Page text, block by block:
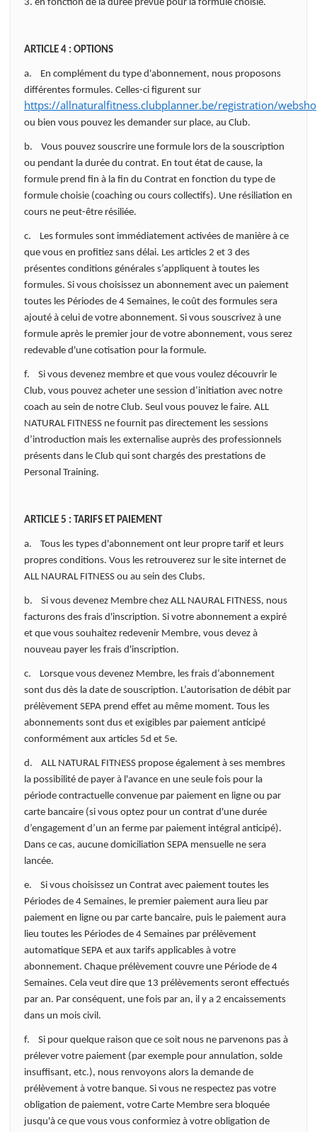
3. en fonction de la durée prévue pour la formule choisie.
ARTICLE 4 : OPTIONS
a. En complément du type d'abonnement, nous proposons
différentes formules. Celles-ci figurent sur
https://allnaturalfitness.clubplanner.be/registration/
ou bien vous pouvez les demander sur place, au Club.
b. Vous pouvez souscrire une formule lors de la souscription
ou pendant la durée du contrat. En tout état de cause, la
formule prend fin à la fin du Contrat en fonction du type de
formule choisie (coaching ou cours collectifs). Une résiliation en
cours ne peut-être résiliée.
c. Les formules sont immédiatement activées de manière à ce
que vous en profitiez sans délai. Les articles 2 et 3 des
présentes conditions générales s’appliquent à toutes les
formules. Si vous choisissez un abonnement avec un paiement
toutes les Périodes de 4 Semaines, le coût des formules sera
ajouté à celui de votre abonnement. Si vous souscrivez à une
formule après le premier jour de votre abonnement, vous serez
redevable d'une cotisation pour la formule.
f. Si vous devenez membre et que vous voulez découvrir le
Club, vous pouvez acheter une session d’initiation avec notre
coach au sein de notre Club. Seul vous pouvez le faire. ALL
NATURAL FITNESS ne fournit pas directement les sessions
d’introduction mais les externalise auprès des professionnels
présents dans le Club qui sont chargés des prestations de
Personal Training.
ARTICLE 5 : TARIFS ET PAIEMENT
a. Tous les types d'abonnement ont leur propre tarif et leurs
propres conditions. Vous les retrouverez sur le site internet de
ALL NAURAL FITNESS ou au sein des Clubs.
b. Si vous devenez Membre chez ALL NAURAL FITNESS, nous
facturons des frais d'inscription. Si votre abonnement a expiré
et que vous souhaitez redevenir Membre, vous devez à
nouveau payer les frais d'inscription.
c. Lorsque vous devenez Membre, les frais d’abonnement
sont dus dès la date de souscription. L’autorisation de débit par
prélèvement SEPA prend effet au même moment. Tous les
abonnements sont dus et exigibles par paiement anticipé
conformément aux articles 5d et 5e.
d. ALL NATURAL FITNESS propose également à ses membres
la possibilité de payer à l'avance en une seule fois pour la
période contractuelle convenue par paiement en ligne ou par
carte bancaire (si vous optez pour un contrat d'une durée
d’engagement d’un an ferme par paiement intégral anticipé).
Dans ce cas, aucune domiciliation SEPA mensuelle ne sera
lancée.
e. Si vous choisissez un Contrat avec paiement toutes les
Périodes de 4 Semaines, le premier paiement aura lieu par
paiement en ligne ou par carte bancaire, puis le paiement aura
lieu toutes les Périodes de 4 Semaines par prélèvement
automatique SEPA et aux tarifs applicables à votre
abonnement. Chaque prélèvement couvre une Période de 4
Semaines. Cela veut dire que 13 prélèvements seront effectués
par an. Par conséquent, une fois par an, il y a 2 encaissements
dans un mois civil.
f. Si pour quelque raison que ce soit nous ne parvenons pas à
prélever votre paiement (par exemple pour annulation, solde
insuffisant, etc.), nous renvoyons alors la demande de
prélèvement à votre banque. Si vous ne respectez pas votre
obligation de paiement, votre Carte Membre sera bloquée
jusqu'à ce que vous vous conformiez à votre obligation de